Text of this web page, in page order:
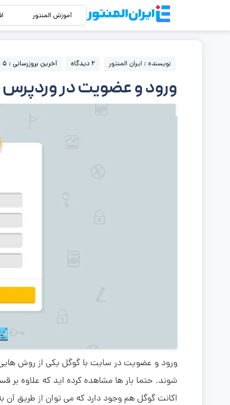
آموزش المنتور
نویسنده : ایران المنتور 2 دیدگاه آخرین بروزرسانی : 5 بهمن, 1400
ورود و عضویت در وردپرس
ورود و عضویت در سایت با گوگل یکی از روش
شوند. حتما بار ها مشاهده کرده اید که علاوه
اکانت گوگل هم وجود دارد که می توان از طریق